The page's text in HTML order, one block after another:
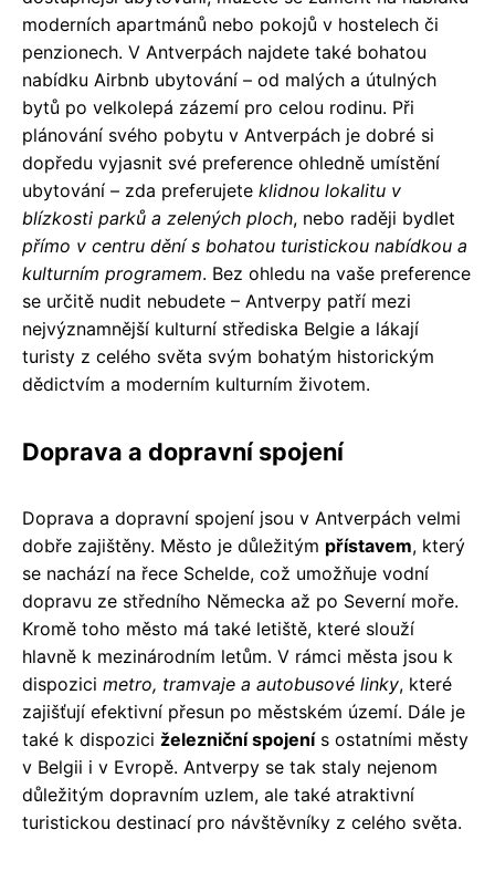
moderních apartmánů nebo pokojů v hostelech či
penzionech. V Antverpách najdete také bohatou
nabídku Airbnb ubytování – od malých a útulných
bytů po velkolepá zázemí pro celou rodinu. Při
plánování svého pobytu v Antverpách je dobré si
dopředu vyjasnit své preference ohledně umístění
ubytování – zda preferujete klidnou lokalitu v
blízkosti parků a zelených ploch, nebo raději bydlet
přímo v centru dění s bohatou turistickou nabídkou a
kulturním programem. Bez ohledu na vaše preference
se určitě nudit nebudete – Antverpy patří mezi
nejvýznamnější kulturní střediska Belgie a lákají
turisty z celého světa svým bohatým historickým
dědictvím a moderním kulturním životem.
Doprava a dopravní spojení
Doprava a dopravní spojení jsou v Antverpách velmi
dobře zajištěny. Město je důležitým přístavem, který
se nachází na řece Schelde, což umožňuje vodní
dopravu ze středního Německa až po Severní moře.
Kromě toho město má také letiště, které slouží
hlavně k mezinárodním letům. V rámci města jsou k
dispozici metro, tramvaje a autobusové linky, které
zajišťují efektivní přesun po městském území. Dále je
také k dispozici železniční spojenís ostatními městy
v Belgii i v Evropě. Antverpy se tak staly nejenom
důležitým dopravním uzlem, ale také atraktivní
turistickou destinací pro návštěvníky z celého světa.